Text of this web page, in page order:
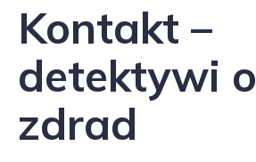
Kontakt –
detektywi
zdrad